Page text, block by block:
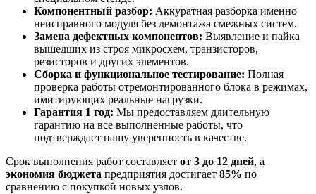
Компонентный разбор: Аккуратная разборка именно
неисправного модуля без демонтажа смежных систем.
Замена дефектных компонентов: Выявление и пайка
вышедших из строя микросхем, транзисторов,
резисторов и других элементов.
Сборка и функциональное тестирование: Полная
проверка работы отремонтированного блока в режимах,
имитирующих реальные нагрузки.
Гарантия 1 год: Мы предоставляем длительную
гарантию на все выполненные работы, что
подтверждает нашу уверенность в качестве.
Срок выполнения работ составляет от 3 до 12 дней, а
экономия бюджета предприятия достигает 85% по
сравнению с покупкой новых узлов.